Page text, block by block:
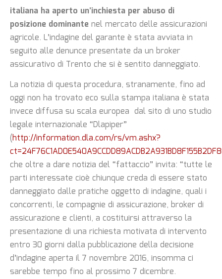
italiana ha aperto un’inchiesta per abuso di
posizione dominante nel mercato delle assicurazioni
agricole. L’indagine del garante è stata avviata in
seguito alle denunce presentate da un broker
assicurativo di Trento che si è sentito danneggiato.
La notizia di questa procedura, stranamente, fino ad
oggi non ha trovato eco sulla stampa italiana è stata
invece diffusa su scala europea dal sito di uno studio
legale internazionale “Dlapiper”
(http://information.dla.com/rs/vm.ashx?
che oltre a dare notizia del “fattaccio” invita: “tutte le
parti interessate cioè chiunque creda di essere stato
danneggiato dalle pratiche oggetto di indagine, quali i
concorrenti, le compagnie di assicurazione, broker di
assicurazione e clienti, a costituirsi attraverso la
presentazione di una richiesta motivata di intervento
entro 30 giorni dalla pubblicazione della decisione
d’indagine aperta il 7 novembre 2016, insomma ci
sarebbe tempo fino al prossimo 7 dicembre.